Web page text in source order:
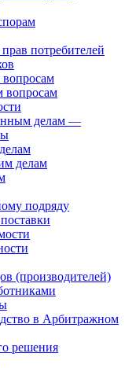
потребителей
делам —
делам
подряду
(производителей)
в Арбитражном
решения